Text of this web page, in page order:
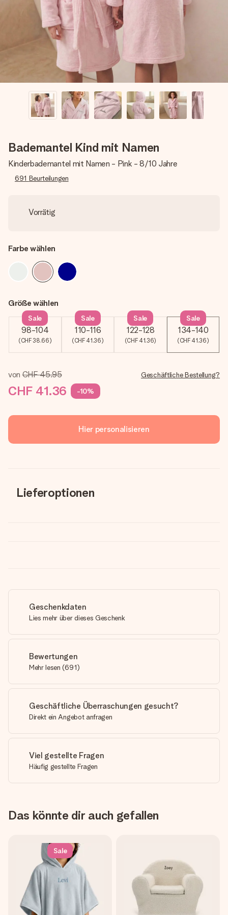
Erstelle etwas Einzigartiges in wenigen Schritten – mit
ihrem Namen, deinem Foto oder einer Nachricht von
Herzen. Kein Stress, nur pure Liebe für den perfekten
Moment.
Bademantel Kind mit Namen
Kinderbademantel mit Namen - Pink - 8/10 Jahre
691 Beurteilungen
Vorrätig
Farbe wählen
Größe wählen
98-104
(CHF 38.66)
Sale
110-116
(CHF 41.36)
Sale
122-128
(CHF 41.36)
Sale
134-140
(CHF 41.36)
Sale
von CHF 45.95
CHF 41.36 -10%
Geschäftliche Bestellung?
Hier personalisieren
Lieferoptionen
Geschenkdaten
Lies mehr über dieses Geschenk
Bewertungen
Mehr lesen (691)
Geschäftliche Überraschungen gesucht?
Direkt ein Angebot anfragen
Viel gestellte Fragen
Häufig gestellte Fragen
Das könnte dir auch gefallen
Sale